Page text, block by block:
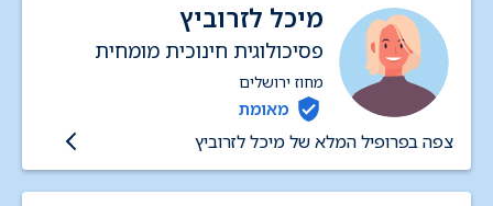
מיכל לזרוביץ
פסיכולוגית חינוכית מומחית
מחוז ירושלים
מאומת
צפה בפרופיל המלא של מיכל לזרוביץ